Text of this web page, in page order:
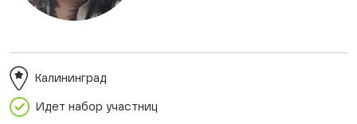
Идет набор участниц
Калининград